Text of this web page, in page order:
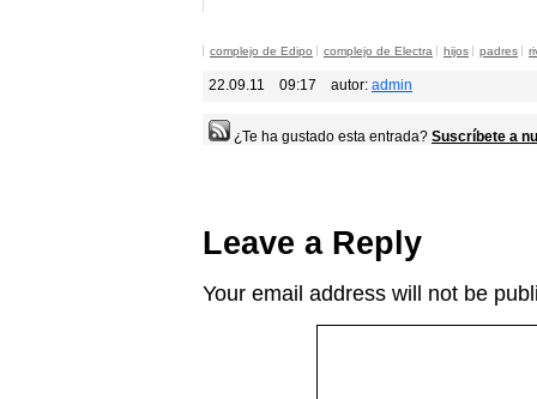
complejo de Edipo complejo de Electra hijos padres
22.09.11 09:17 autor: admin
¿Te ha gustado esta entrada? Suscríbete a
Leave a Reply
Your email address will not be